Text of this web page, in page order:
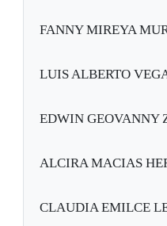
FANNY MIREYA
LUIS ALBERTO
EDWIN GEOVANNY
ALCIRA MACIAS
CLAUDIA EMILCE